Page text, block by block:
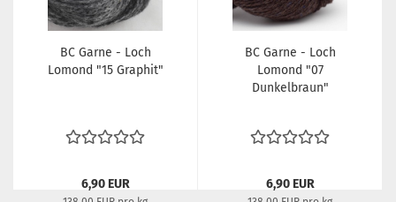
BC Garne - Loch
Lomond "15 Graphit"
6,90 EUR
BC Garne - Loch
Lomond "07
Dunkelbraun"
6,90 EUR